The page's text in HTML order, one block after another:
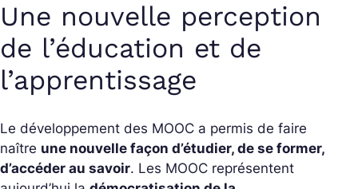
Une nouvelle perception
de l’éducation et de
l’apprentissage
Le développement des MOOC a permis de faire
naître une nouvelle façon d’étudier, de se former,
d’accéder au savoir. Les MOOC représentent